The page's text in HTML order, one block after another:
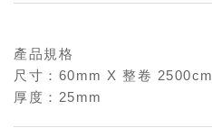
產品規格
尺寸：60mm X 整卷 2500cm
厚度：25mm